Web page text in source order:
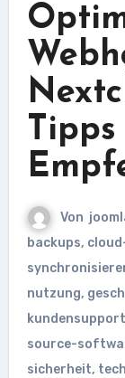
Tipps
Von
backups,
nutzung,
kundensupport
source-
sicherheit,